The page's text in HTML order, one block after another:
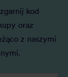
kod
oraz
z naszymi